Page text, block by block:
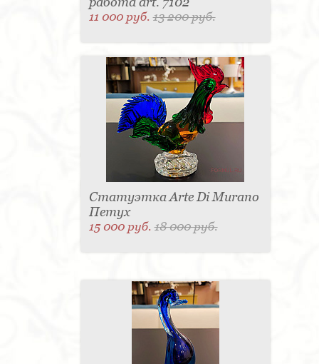
11 000 руб.13 200 руб.
Статуэтка Arte Di Murano
Петух
15 000 руб.18 000 руб.